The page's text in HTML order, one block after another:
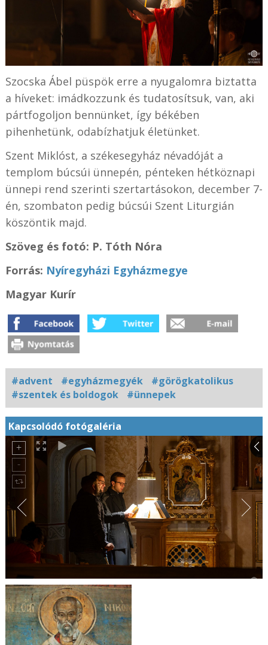
Szocska Ábel püspök erre a nyugalomra biztatta
a híveket: imádkozzunk és tudatosítsuk, van, aki
pártfogoljon bennünket, így békében
pihenhetünk, odabízhatjuk életünket.
Szent Miklóst, a székesegyház névadóját a
templom búcsúi ünnepén, pénteken hétköznapi
ünnepi rend szerinti szertartásokon, december 7-
én, szombaton pedig búcsúi Szent Liturgián
köszöntik majd.
Szöveg és fotó: P. Tóth Nóra
Forrás: Nyíregyházi Egyházmegye
Magyar Kurír
#advent #egyházmegyék
#görögkatolikus
#szentek és boldogok
#ünnepek
Kapcsolódó fotógaléria